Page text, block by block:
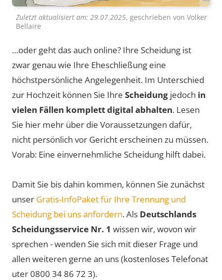
Zuletzt aktualisiert am: 29.07.2025, geschrieben von Volker
Bellaire
…oder geht das auch online? Ihre Scheidung ist
zwar genau wie Ihre Eheschließung eine
höchstpersönliche Angelegenheit. Im Unterschied
zur Hochzeit können Sie Ihre Scheidung jedoch in
vielen Fällen komplett digital abhalten. Lesen
Sie hier mehr über die Voraussetzungen dafür,
nicht persönlich vor Gericht erscheinen zu müssen.
Vorab: Eine einvernehmliche Scheidung hilft dabei.
Damit Sie bis dahin kommen, können Sie zunächst
unser Gratis-InfoPaket für Ihre Trennung und
Scheidung bei uns anfordern. Als Deutschlands
Scheidungsservice Nr. 1 wissen wir, wovon wir
sprechen - wenden Sie sich mit dieser Frage und
allen weiteren gerne an uns (kostenloses Telefonat
uter 0800 34 86 72 3).